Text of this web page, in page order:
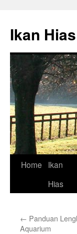
content
Ikan Hias
Home
Ikan
Hias
← Panduan
Aquarium